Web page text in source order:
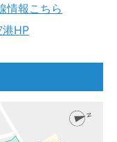
情報こちら
港HP